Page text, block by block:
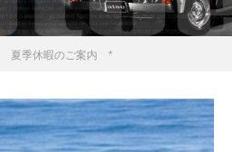
夏季休暇のご案内 *